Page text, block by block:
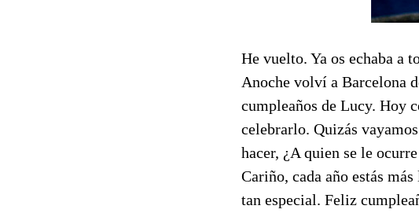
He vuelto. Ya os echaba a
Anoche volví a Barcelona
cumpleaños de Lucy. Hoy
celebrarlo. Quizás
hacer, ¿A quien se le
Cariño, cada año estás
tan especial. Feliz